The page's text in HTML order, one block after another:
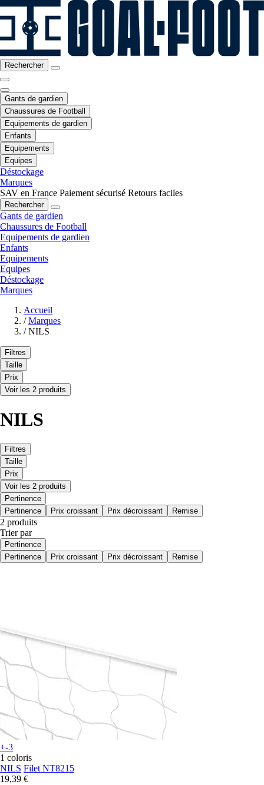
Rechercher
Gants de gardien
Chaussures de Football
Equipements de gardien
Enfants
Equipements
Equipes
Déstockage
Marques
SAV en France Paiement sécurisé Retours faciles
Rechercher
Gants de gardien
Chaussures de Football
Equipements de gardien
Enfants
Equipements
Equipes
Déstockage
Marques
Accueil
/ Marques
/ NILS
Filtres
Taille
Prix
Voir les 2 produits
NILS
Filtres
Taille
Prix
Voir les 2 produits
Pertinence
Pertinence
Prix croissant Prix décroissant Remise
2 produits
Trier par
Pertinence
Pertinence
Prix croissant Prix décroissant Remise
+-3
1 coloris
NILS Filet NT8215
19,39 €